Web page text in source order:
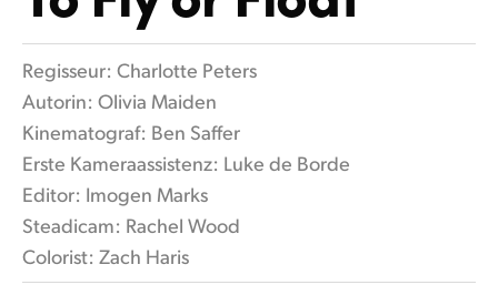
Techn. Daten
Finland
France
Hong Kong SAR, China
Italy
Flamenco Night
Regisseur: Charlotte Peters
Autorin: Olivia Maiden
Kinematograf: Ben Saffer
Erste Kameraassistenz: Luke de Borde
Editor: Imogen Marks
Steadicam: Rachel Wood
Colorist: Zach Haris